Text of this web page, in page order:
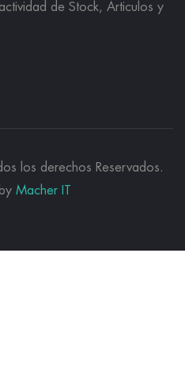
de Stock, Articulos y
los derechos Reservados.
Macher IT